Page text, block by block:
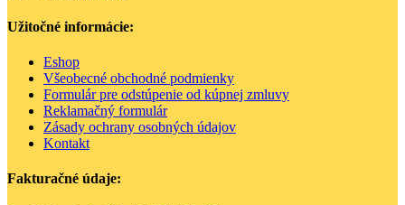
Užitočné informácie:
Eshop
Všeobecné obchodné podmienky
Formulár pre odstúpenie od kúpnej zmluvy
Reklamačný formulár
Zásady ochrany osobných údajov
Kontakt
Fakturačné údaje: